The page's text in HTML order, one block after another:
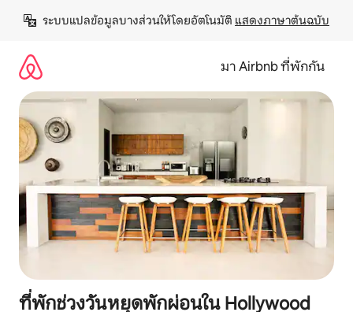
เนื้อหา
ระบบแปลข้อมูลบางส่วนให้โดยอัตโนมัติ แสดงภาษาต้นฉบับ
มา Airbnb ที่พักกัน
ที่พักช่วงวันหยุดพักผ่อนใน Hollywood